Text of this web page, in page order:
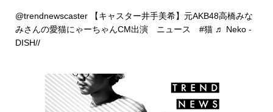
@trendnewscaster【キャスター井手美希】元AKB48高橋みな
みさんの愛猫にゃーちゃんCM出演 ニュース #猫 ♬ Neko -
DISH//